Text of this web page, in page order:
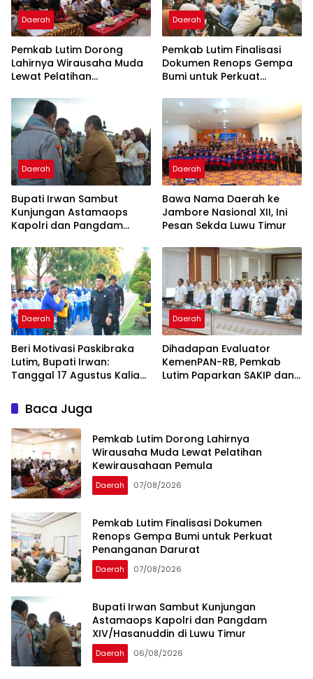
Daerah
Pemkab Lutim Dorong
Lahirnya Wirausaha Muda
Lewat Pelatihan
Daerah
Pemkab Lutim Finalisasi
Dokumen Renops Gempa
Bumi untuk Perkuat
Daerah
Bupati Irwan Sambut
Kunjungan Astamaops
Kapolri dan Pangdam
Timur
Daerah
Bawa Nama Daerah ke
Jambore Nasional XII, Ini
Pesan Sekda Luwu Timur
Daerah
Beri Motivasi Paskibraka
Lutim, Bupati Irwan:
Tanggal 17 Agustus Kalian
Daerah
Dihadapan Evaluator
KemenPAN-RB, Pemkab
Lutim Paparkan SAKIP dan
Baca Juga
Pemkab Lutim Dorong Lahirnya
Wirausaha Muda Lewat Pelatihan
Kewirausahaan Pemula
Daerah 07/08/2026
Pemkab Lutim Finalisasi Dokumen
Renops Gempa Bumi untuk Perkuat
Penanganan Darurat
Daerah 07/08/2026
Bupati Irwan Sambut Kunjungan
Astamaops Kapolri dan Pangdam
XIV/Hasanuddin di Luwu Timur
Daerah 06/08/2026